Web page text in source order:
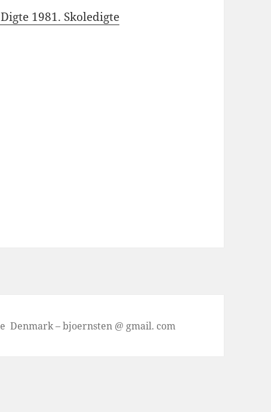
1981. Skoledigte
Denmark – bjoernsten @ gmail. com